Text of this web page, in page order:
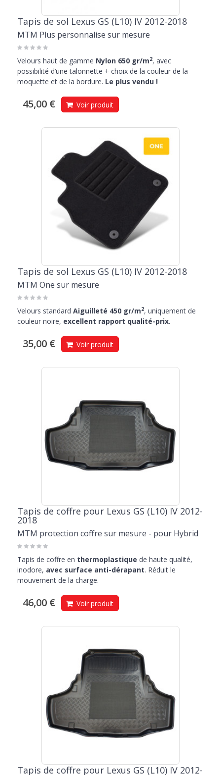
Tapis de sol Lexus GS (L10) IV 2012-2018
MTM Plus personnalise sur mesure
Velours haut de gamme Nylon 650 gr/m2, avec
possibilité d’une talonnette + choix de la couleur de la
moquette et de la bordure. Le plus vendu !
45,00 € Voir produit
Tapis de sol Lexus GS (L10) IV 2012-2018
MTM One sur mesure
Velours standard Aiguilleté 450 gr/m2, uniquement de
couleur noire, excellent rapport qualité-prix.
35,00 € Voir produit
Tapis de coffre pour Lexus GS (L10) IV 2012-
2018
MTM protection coffre sur mesure - pour Hybrid
Tapis de coffre en thermoplastique de haute qualité,
inodore, avec surface anti-dérapant. Réduit le
mouvement de la charge.
46,00 € Voir produit
Tapis de coffre pour Lexus GS (L10) IV 2012-